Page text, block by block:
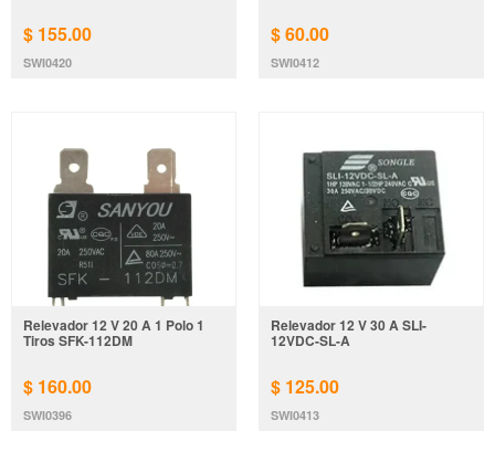
$ 155.00
SWI0420
$ 60.00
SWI0412
Relevador 12 V 20 A 1 Polo 1
Tiros SFK-112DM
$ 160.00
SWI0396
Relevador 12 V 30 A SLI-
12VDC-SL-A
$ 125.00
SWI0413